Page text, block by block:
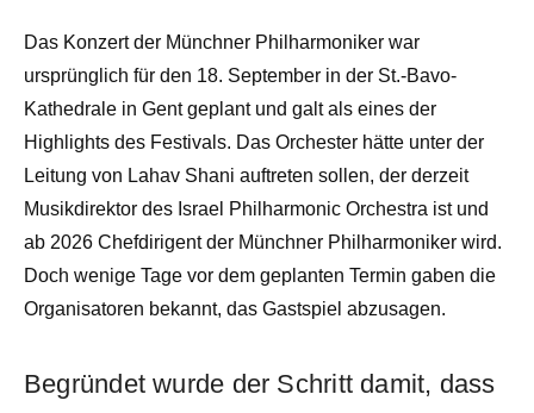
Das Konzert der Münchner Philharmoniker war
ursprünglich für den 18. September in der St.-Bavo-
Kathedrale in Gent geplant und galt als eines der
Highlights des Festivals. Das Orchester hätte unter der
Leitung von Lahav Shani auftreten sollen, der derzeit
Musikdirektor des Israel Philharmonic Orchestra ist und
ab 2026 Chefdirigent der Münchner Philharmoniker wird.
Doch wenige Tage vor dem geplanten Termin gaben die
Organisatoren bekannt, das Gastspiel abzusagen.
Begründet wurde der Schritt damit, dass